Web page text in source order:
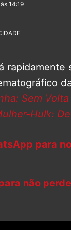
14:19
rapidamente
Sem Volta
Hulk:
para
não